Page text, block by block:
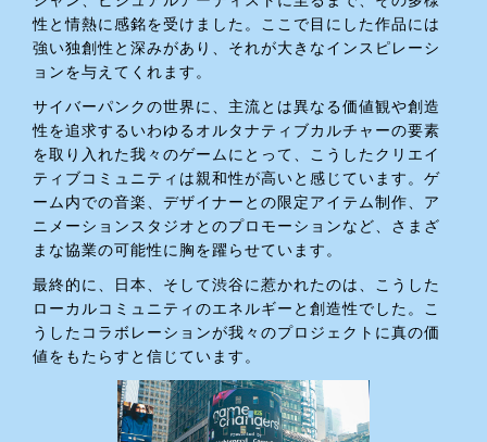
性と情熱に感銘を受けました。ここで目にした作品には
強い独創性と深みがあり、それが大きなインスピレーシ
ョンを与えてくれます。
サイバーパンクの世界に、主流とは異なる価値観や創造
性を追求するいわゆるオルタナティブカルチャーの要素
を取り入れた我々のゲームにとって、こうしたクリエイ
ティブコミュニティは親和性が高いと感じています。ゲ
ーム内での音楽、デザイナーとの限定アイテム制作、ア
ニメーションスタジオとのプロモーションなど、さまざ
まな協業の可能性に胸を躍らせています。
最終的に、日本、そして渋谷に惹かれたのは、こうした
ローカルコミュニティのエネルギーと創造性でした。こ
うしたコラボレーションが我々のプロジェクトに真の価
値をもたらすと信じています。